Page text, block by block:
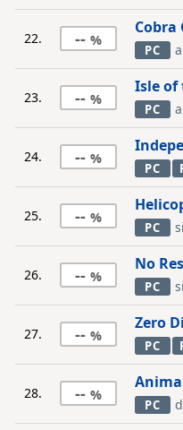
22. --
Cobra
PC
23. --
Isle of
PC
24. --
PC
25. --
PC
26. --
No
PC
27. --
Zero
PC
28. --
PC